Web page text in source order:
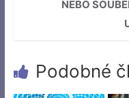
NEBO
Podobné